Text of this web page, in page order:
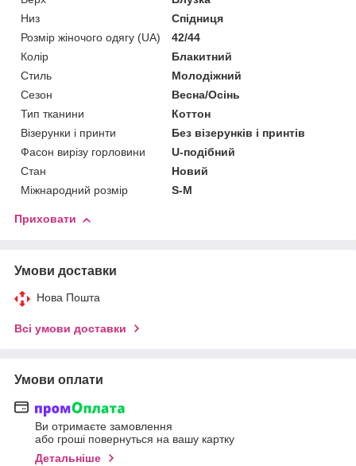
Низ
Спідниця
Розмір жіночого одягу (UA)
42/44
Колір
Блакитний
Стиль
Молодіжний
Сезон
Весна/Осінь
Тип тканини
Коттон
Візерунки і принти
Без візерунків і принтів
Фасон вирізу горловини
U-подібний
Стан
Новий
Міжнародний розмір
S-M
Приховати
Умови доставки
Нова Пошта
Всі умови доставки
Умови оплати
Ви отримаєте замовлення
або гроші повернуться на вашу картку
Детальніше